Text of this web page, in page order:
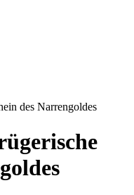
des Narrengoldes